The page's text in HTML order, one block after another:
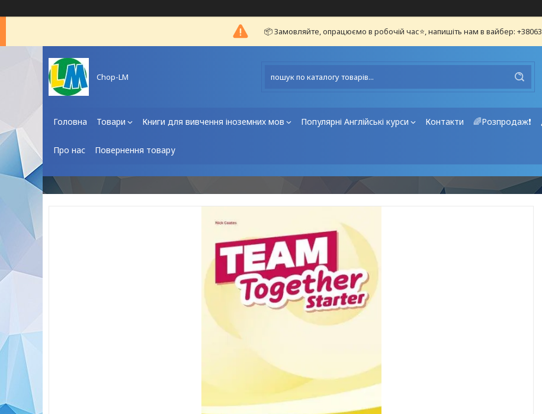
📦 Замовляйте, опрацюємо в робочій час⭐, напишіть нам в вайбер:
Chop-LM
Головна Товари Книги для вивчення іноземних мов Популярні Англійські курси Контакти 🌈Розпродаж❗
Про нас Повернення товару